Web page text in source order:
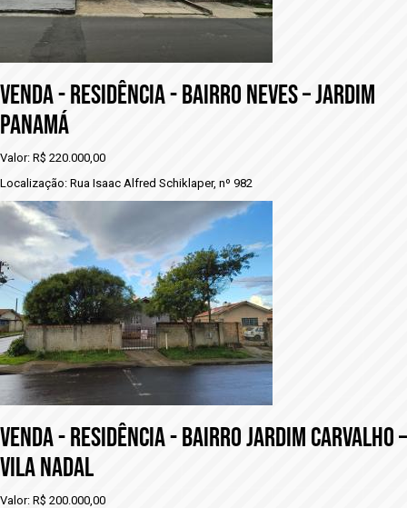
VENDA - RESIDÊNCIA - BAIRRO NEVES – JARDIM
PANAMÁ
Valor: R$ 220.000,00
Localização: Rua Isaac Alfred Schiklaper, nº 982
VENDA - RESIDÊNCIA - BAIRRO JARDIM CARVALHO –
VILA NADAL
Valor: R$ 200.000,00